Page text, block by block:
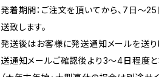
発着期間：ご注文を頂いてから、7日〜25
送致します。
発送後はお客様に発送通知メールを送り
送通知メールご確認後より3〜4日程度と